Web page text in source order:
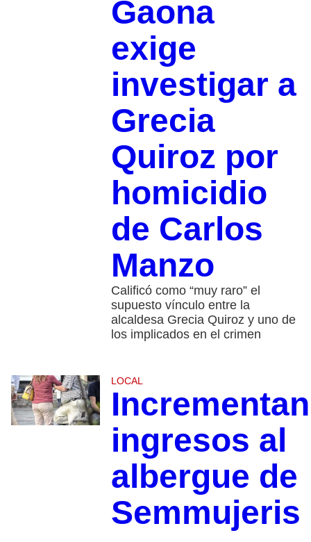
Gaona
exige
investigar a
Grecia
Quiroz por
homicidio
de Carlos
Manzo
Calificó como “muy raro” el
supuesto vínculo entre la
alcaldesa Grecia Quiroz y uno de
los implicados en el crimen
LOCAL
Incrementan
ingresos al
albergue de
Semmujeris